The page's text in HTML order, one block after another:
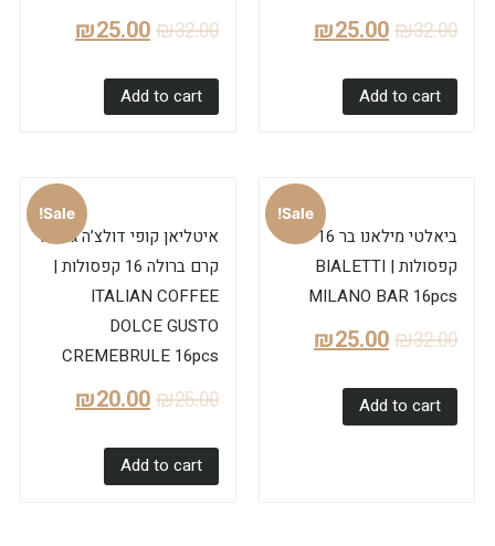
₪32.00
₪25.00
Add to cart
₪32.00
₪25.00
Add to cart
Sale!
ביאלטי מילאנו בר 16
קפסולות | BIALETTI
MILANO BAR 16pcs
₪32.00
₪25.00
Add to cart
Sale!
איטליאן קופי דולצ’ה גוסטו
קרם ברולה 16 קפסולות |
ITALIAN COFFEE
DOLCE GUSTO
CREMEBRULE 16pcs
₪25.00
₪20.00
Add to cart